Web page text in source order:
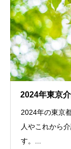
2024年東京
2024年の東京
人やこれから
す。...